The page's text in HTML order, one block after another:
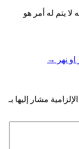
لا يتم له أمر هو
نهر →
مشار إليها بـ